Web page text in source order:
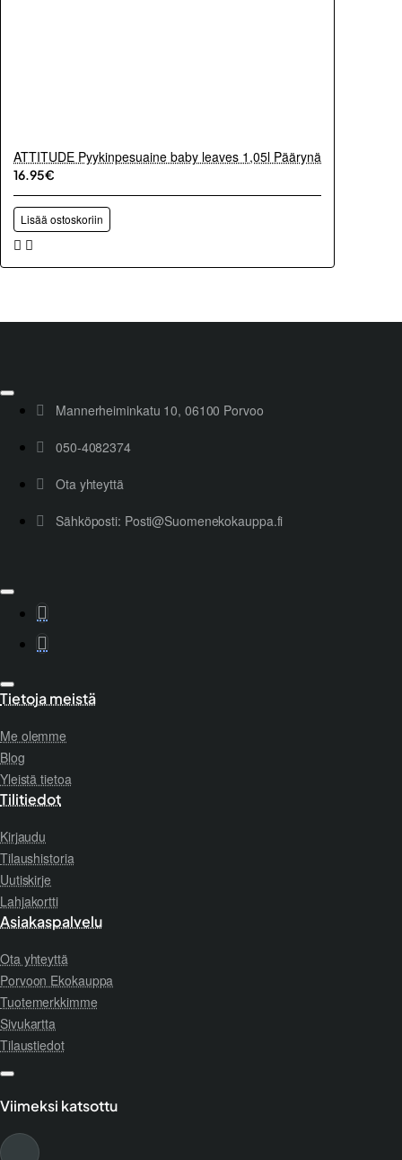
ATTITUDE Pyykinpesuaine baby leaves 1,05l Päärynä
16.95€
Lisää ostoskoriin
Mannerheiminkatu 10, 06100 Porvoo
050-4082374
Ota yhteyttä
Sähköposti: Posti@Suomenekokauppa.fi
Tietoja meistä
Me olemme
Blog
Yleistä tietoa
Tilitiedot
Kirjaudu
Tilaushistoria
Uutiskirje
Lahjakortti
Asiakaspalvelu
Ota yhteyttä
Porvoon Ekokauppa
Tuotemerkkimme
Sivukartta
Tilaustiedot
Viimeksi katsottu